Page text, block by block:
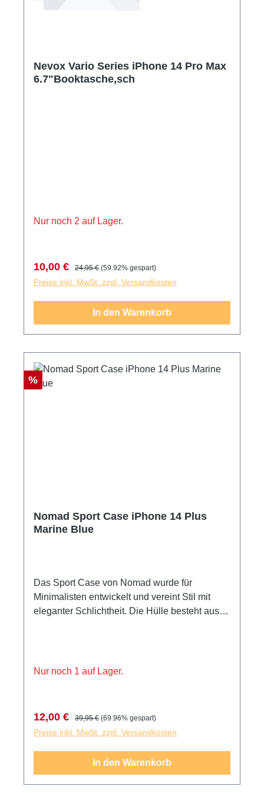
Nevox Vario Series iPhone 14 Pro Max
6.7"Booktasche,sch
Nur noch 2 auf Lager.
Verkaufspreis:
10,00 € Regulärer Preis:
24,95 € (59.92% gespart)
Preise inkl. MwSt. zzgl. Versandkosten
In den Warenkorb
Rabatt
%
Nomad Sport Case iPhone 14 Plus
Marine Blue
Das Sport Case von Nomad wurde für
Minimalisten entwickelt und vereint Stil mit
eleganter Schlichtheit. Die Hülle besteht aus
eine weiche Innenauskleidung aus Mikrofaser,
Begleiter für jedes Abenteuer. Vernickelte
Neodym-Magnete ermöglichen außerdem
MagSafe-Kompatibilität. Glänzend ist das neue
Matt: Das glänzende Design auf der Rückseite
Nur noch 1 auf Lager.
Verkaufspreis:
12,00 € Regulärer Preis:
39,95 € (69.96% gespart)
Preise inkl. MwSt. zzgl. Versandkosten
In den Warenkorb